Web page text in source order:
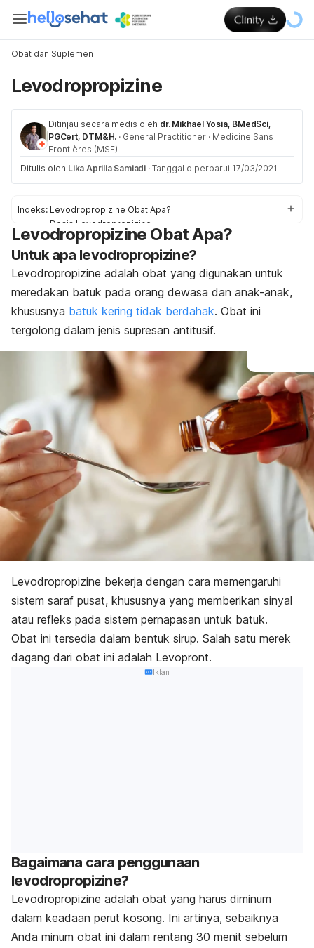
Obat dan Suplemen
Levodropropizine
Ditinjau secara medis oleh dr. Mikhael Yosia, BMedSci,
PGCert, DTM&H. · General Practitioner · Medicine Sans
Frontières (MSF)
Ditulis oleh Lika Aprilia Samiadi · Tanggal diperbarui 17/03/2021
Indeks: Levodropropizine Obat Apa?
Dosis Levodropropizine
Efek samping Levodropropizine
Peringatan dan Perhatian Obat Levodropropizine
Interaksi Obat Levodropropizine
Overdosis Levodropropizine
Levodropropizine Obat Apa?
Untuk apa levodropropizine?
Levodropropizine adalah obat yang digunakan untuk
meredakan batuk pada orang dewasa dan anak-anak,
khususnya batuk kering tidak berdahak. Obat ini
tergolong dalam jenis supresan antitusif.
Levodropropizine bekerja dengan cara memengaruhi
sistem saraf pusat, khususnya yang memberikan sinyal
atau refleks pada sistem pernapasan untuk batuk.
Obat ini tersedia dalam bentuk sirup. Salah satu merek
dagang dari obat ini adalah Levopront.
Iklan
Bagaimana cara penggunaan
levodropropizine?
Levodropropizine adalah obat yang harus diminum
dalam keadaan perut kosong. Ini artinya, sebaiknya
Anda minum obat ini dalam rentang 30 menit sebelum